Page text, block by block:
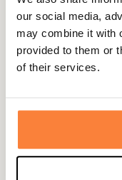
our social media,
may combine it with
provided to them or
of their services.
SCHÖFFEL
Gilet en Tweed
329,95 €